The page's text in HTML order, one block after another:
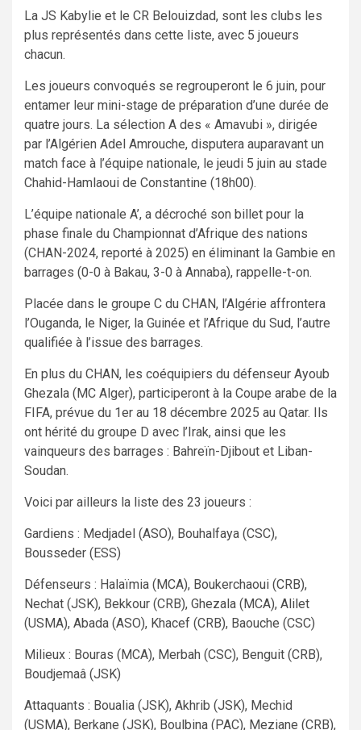
La JS Kabylie et le CR Belouizdad, sont les clubs les
plus représentés dans cette liste, avec 5 joueurs
chacun.
Les joueurs convoqués se regrouperont le 6 juin, pour
entamer leur mini-stage de préparation d’une durée de
quatre jours. La sélection A des « Amavubi », dirigée
par l’Algérien Adel Amrouche, disputera auparavant un
match face à l’équipe nationale, le jeudi 5 juin au stade
Chahid-Hamlaoui de Constantine (18h00).
L’équipe nationale A’, a décroché son billet pour la
phase finale du Championnat d’Afrique des nations
(CHAN-2024, reporté à 2025) en éliminant la Gambie en
barrages (0-0 à Bakau, 3-0 à Annaba), rappelle-t-on.
Placée dans le groupe C du CHAN, l’Algérie affrontera
l’Ouganda, le Niger, la Guinée et l’Afrique du Sud, l’autre
qualifiée à l’issue des barrages.
En plus du CHAN, les coéquipiers du défenseur Ayoub
Ghezala (MC Alger), participeront à la Coupe arabe de la
FIFA, prévue du 1er au 18 décembre 2025 au Qatar. Ils
ont hérité du groupe D avec l’Irak, ainsi que les
vainqueurs des barrages : Bahreïn-Djibout et Liban-
Soudan.
Voici par ailleurs la liste des 23 joueurs :
Gardiens : Medjadel (ASO), Bouhalfaya (CSC),
Bousseder (ESS)
Défenseurs : Halaïmia (MCA), Boukerchaoui (CRB),
Nechat (JSK), Bekkour (CRB), Ghezala (MCA), Alilet
(USMA), Abada (ASO), Khacef (CRB), Baouche (CSC)
Milieux : Bouras (MCA), Merbah (CSC), Benguit (CRB),
Boudjemaâ (JSK)
Attaquants : Boualia (JSK), Akhrib (JSK), Mechid
(USMA), Berkane (JSK), Boulbina (PAC), Meziane (CRB),